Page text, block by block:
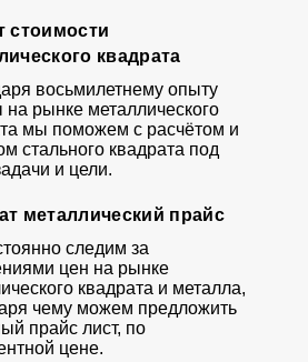
стоимости
квадрата
восьмилетнему опыту
на рынке металлического
мы поможем с расчётом и
стального квадрата под
и цели.
металлический прайс
следим за
цен на рынке
квадрата и металла,
чему можем предложить
прайс лист, по
цене.